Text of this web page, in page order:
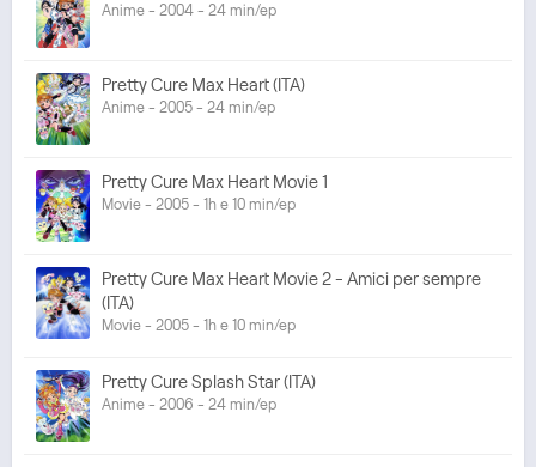
Anime - 2004 - 24 min/ep
Pretty Cure Max Heart (ITA)
Anime - 2005 - 24 min/ep
Pretty Cure Max Heart Movie 1
Movie - 2005 - 1h e 10 min/ep
Pretty Cure Max Heart Movie 2 - Amici per sempre
(ITA)
Movie - 2005 - 1h e 10 min/ep
Pretty Cure Splash Star (ITA)
Anime - 2006 - 24 min/ep